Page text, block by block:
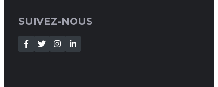
SUIVEZ-NOUS